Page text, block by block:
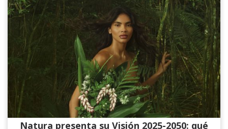
Natura presenta su Visión 2025-2050: qué